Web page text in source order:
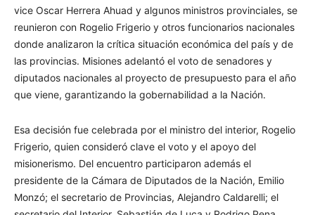
vice Oscar Herrera Ahuad y algunos ministros provinciales, se
reunieron con Rogelio Frigerio y otros funcionarios nacionales
donde analizaron la crítica situación económica del país y de
las provincias. Misiones adelantó el voto de senadores y
diputados nacionales al proyecto de presupuesto para el año
que viene, garantizando la gobernabilidad a la Nación.
Esa decisión fue celebrada por el ministro del interior, Rogelio
Frigerio, quien consideró clave el voto y el apoyo del
misionerismo. Del encuentro participaron además el
presidente de la Cámara de Diputados de la Nación, Emilio
Monzó; el secretario de Provincias, Alejandro Caldarelli; el